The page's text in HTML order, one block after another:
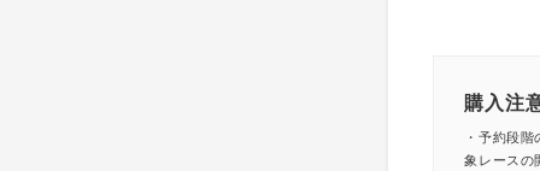
購入注
・予約段
象レースの